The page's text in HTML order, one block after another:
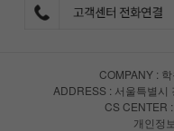
COMPANY :
ADDRESS : 서울특별시
CS CENTER
개인정